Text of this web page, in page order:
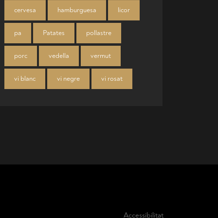
cervesa hamburguesa licor
pa Patates pollastre
porc vedella vermut
vi blanc vi negre vi rosat
Accessibilitat